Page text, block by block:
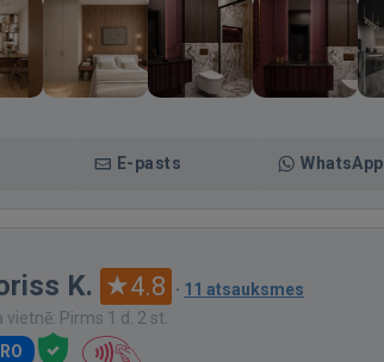
E-pasts WhatsApp
K. 4.8 · 11 atsauksmes
vietnē: Pirms 1 d. 2 st.